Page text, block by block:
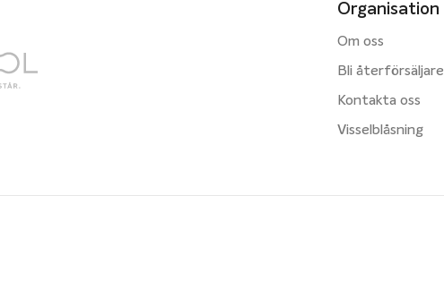
Organisation
Om oss
Bli återförsäljare
Kontakta oss
Visselblåsning